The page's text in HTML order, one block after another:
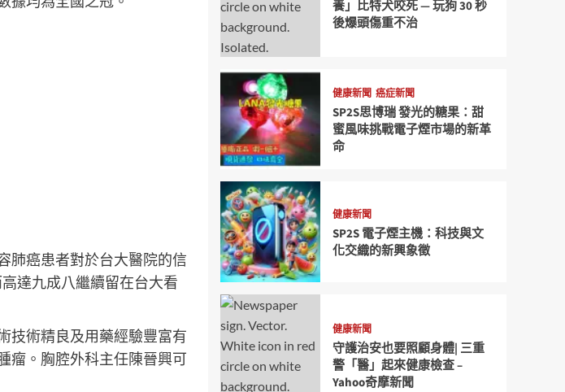
肺癌患者對於台大醫院的信
達九成八繼續留在台大看
技術精良及用藥經驗豐富有
瘤。胸腔外科主任陳晉興可
養」比特犬咬死 — 玩狗 30 秒
後爆頭傷重不治
健康新聞 癌症新聞
SP2S思博瑞 發光的糖果：甜
蜜風味挑戰電子煙市場的新革
命
健康新聞
SP2S 電子煙主機：科技與文
化交織的新興象徵
健康新聞
守護治安也要照顧身體| 三重
警「醫」起來健康檢查 –
Yahoo奇摩新聞